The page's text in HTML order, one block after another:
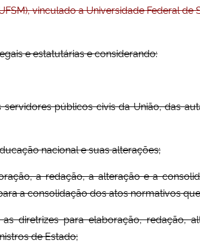
vinculado a Universidade Federal de
e estatutárias e considerando:
públicos civis da União, das
nacional e suas alterações;
a redação, a alteração e a
a consolidação dos atos normativos
diretrizes para elaboração, redação,
de Estado;